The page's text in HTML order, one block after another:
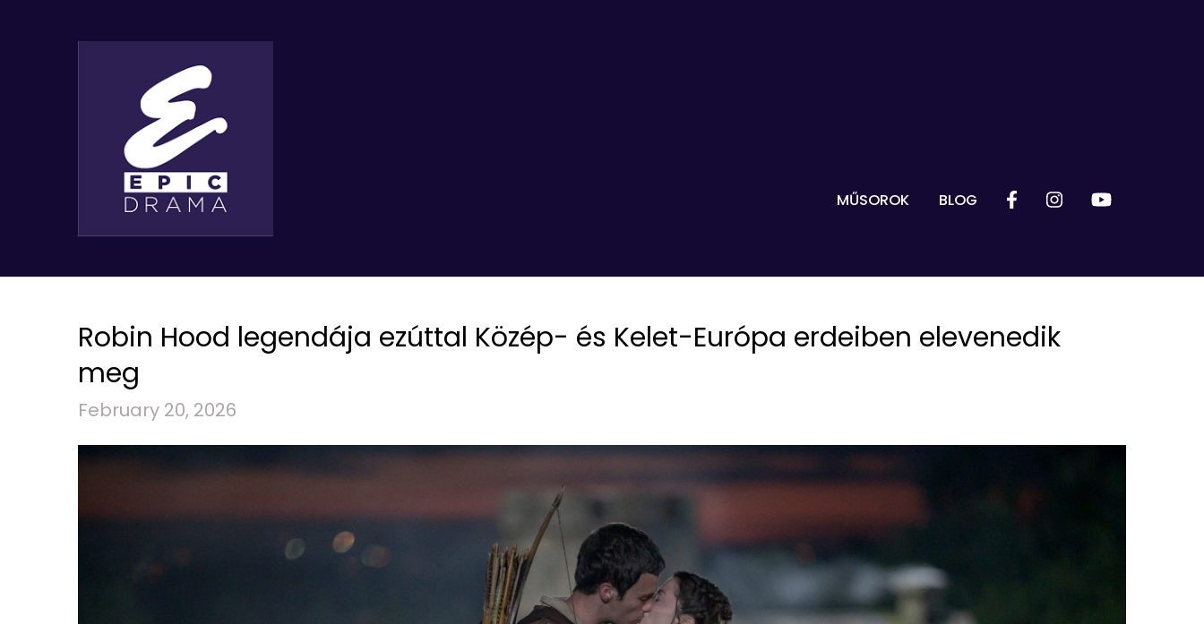
MŰSOROK BLOG
Robin Hood legendája ezúttal Közép- és Kelet-Európa erdeiben elevenedik
meg
February 20, 2026